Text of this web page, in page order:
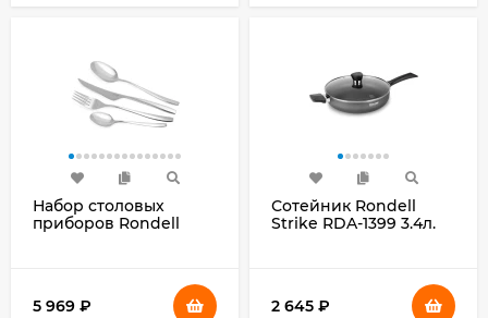
Набор столовых
приборов Rondell
5 969 ₽
Сотейник Rondell
Strike RDA-1399 3.4л.
2 645 ₽